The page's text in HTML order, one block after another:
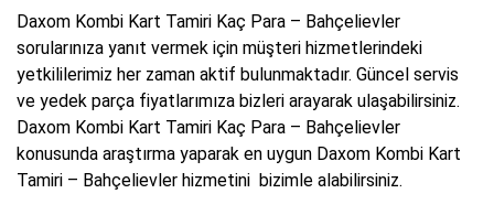
Daxom Kombi Kart Tamiri Kaç Para – Bahçelievler
sorularınıza yanıt vermek için müşteri hizmetlerindeki
yetkililerimiz her zaman aktif bulunmaktadır. Güncel servis
ve yedek parça fiyatlarımıza bizleri arayarak ulaşabilirsiniz.
Daxom Kombi Kart Tamiri Kaç Para – Bahçelievler
konusunda araştırma yaparak en uygun Daxom Kombi Kart
Tamiri – Bahçelievler hizmetini bizimle alabilirsiniz.